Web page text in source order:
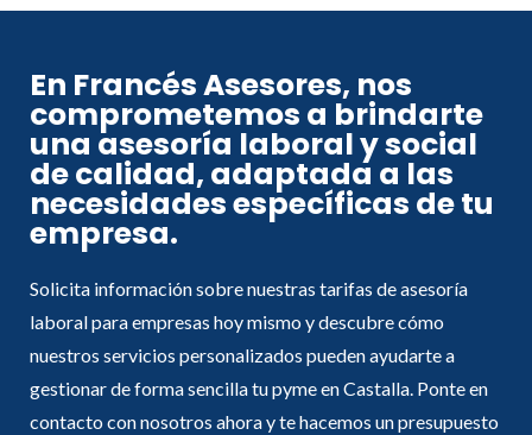
En Francés Asesores, nos
comprometemos a brindarte
una asesoría laboral y social
de calidad, adaptada a las
necesidades específicas de tu
empresa.
Solicita información sobre nuestras tarifas de asesoría
laboralpara empresas hoy mismo y descubre cómo
nuestros servicios personalizados pueden ayudarte a
gestionar de forma sencilla tupymeen Castalla. Ponte en
contacto con nosotros ahora y te hacemos un presupuesto